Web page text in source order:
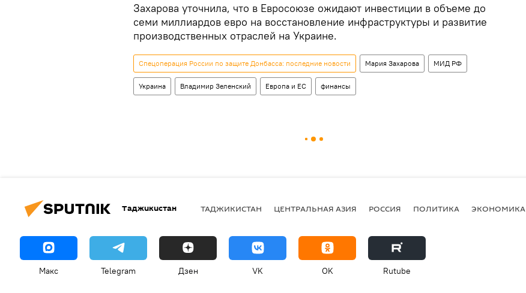
Захарова уточнила, что в Евросоюзе ожидают инвестиции в объеме до
семи миллиардов евро на восстановление инфраструктуры и развитие
производственных отраслей на Украине.
Спецоперация России по защите Донбасса: последние новости Мария Захарова МИД РФ
Украина Владимир Зеленский Европа и ЕС финансы
Таджикистан ТАДЖИКИСТАН ЦЕНТРАЛЬНАЯ АЗИЯ РОССИЯ ПОЛИТИКА ЭКОНОМИКА
Макс Telegram Дзен VK OK Rutube